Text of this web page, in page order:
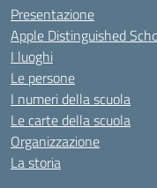
Presentazione
Apple Distinguished
I luoghi
Le persone
I numeri della scuola
Le carte della scuola
Organizzazione
La storia